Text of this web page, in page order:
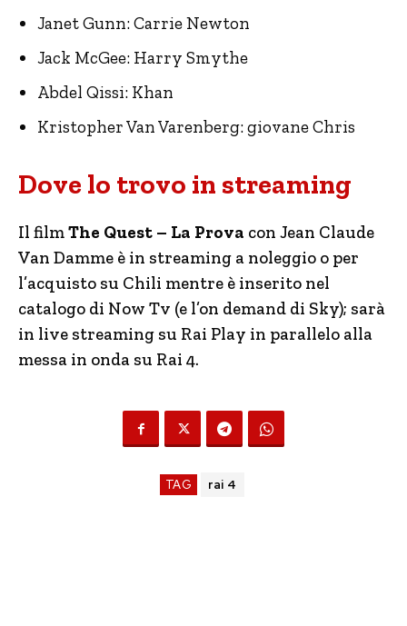
Janet Gunn: Carrie Newton
Jack McGee: Harry Smythe
Abdel Qissi: Khan
Kristopher Van Varenberg: giovane Chris
Dove lo trovo in streaming
Il filmThe Quest – La Prova con Jean Claude
Van Damme è in streaming a noleggio o per
l’acquisto su Chili mentre è inserito nel
catalogo di Now Tv (e l’on demand di Sky); sarà
in live streaming su Rai Play in parallelo alla
messa in onda su Rai 4.
TAG rai 4